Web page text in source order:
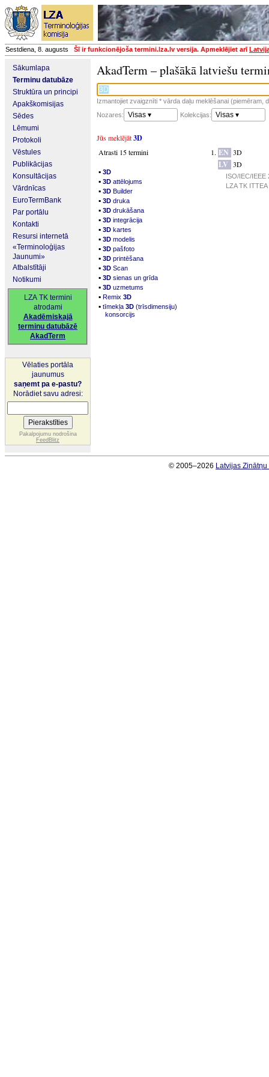
Sestdiena, 8. augusts Šī ir funkcionējoša termini.lza.lv versija. Apmeklējiet arī
Sākumlapa
Terminu datubāze
Struktūra un principi
Apakškomisijas
Sēdes
Lēmumi
Protokoli
Vēstules
Publikācijas
Konsultācijas
Vārdnīcas
EuroTermBank
Par portālu
Kontakti
Resursi internetā
«Terminoloģijas
Jaunumi»
Atbalstītāji
Notikumi
LZA TK termini
atrodami
Akadēmiskajā
terminu datubāzē
AkadTerm
Vēlaties portāla
jaunumus
saņemt pa e-pastu?
Norādiet savu adresi:
Pakalpojumu nodrošina
FeedBlitz
AkadTerm – plašākā latviešu
Izmantojiet zvaigznīti * vārda daļu meklēšanai (piemēram,
Nozares:
Visas ▾ Kolekcijas: Visas ▾
Jūs meklējāt3D
Atrasti 15 termini
▪ 3D
▪ 3D attēlojums
▪ 3D Builder
▪ 3D druka
▪ 3D drukāšana
▪ 3D integrācija
▪ 3D kartes
▪ 3D modelis
▪ 3D pašfoto
▪ 3D printēšana
▪ 3D Scan
▪ 3D sienas un grīda
▪ 3D uzmetums
▪ Remix 3D
▪ tīmekļa 3D (trīsdimensiju)
konsorcijs
EN 3D
LV 3D
ISO/IEC/IEEE
LZA TK
© 2005–2026 Latvijas